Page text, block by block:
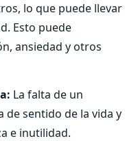
lo que puede llevar
Esto puede
ansiedad y otros
La falta de un
de sentido de la vida y
e inutilidad.